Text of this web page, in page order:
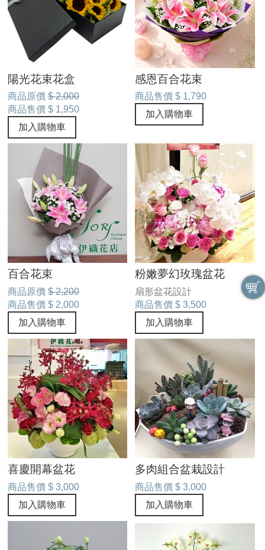
陽光花束花盒
商品原價 $ 2,000
商品售價 $ 1,950
加入購物車
感恩百合花束
商品售價 $ 1,790
加入購物車
百合花束
商品原價 $ 2,200
商品售價 $ 2,000
加入購物車
粉嫩夢幻玫瑰盆花
扇形盆花設計
商品售價 $ 3,500
加入購物車
喜慶開幕盆花
商品售價 $ 3,000
加入購物車
多肉組合盆栽設計
商品售價 $ 3,000
加入購物車